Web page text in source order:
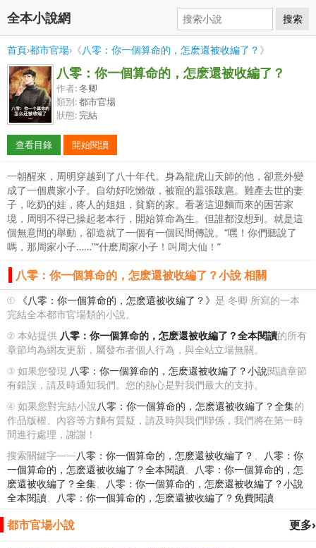
全本小說網 搜索
首頁›都市官場›《八零：你一個算命的，怎麽還被收編了？ 》
八零：你一個算命的，怎麽還被收編了？
作者:冬卿
類別:都市官場
狀態: 完結
查看目錄 開始閱讀
一朝醒來，周明穿越到了八十年代。身為龍虎山天師的他，卻意外變
成了一個農家小子。自幼好吃懶做，被寵的囂張跋扈。難產去世的妻
子，吃奶的娃，疼人的姐姐，貧窮的家。看著這迎麵而來的困苦家
境，周明不得已操起老本行，開始算命為生。但誰都沒想到。就是這
個無意間的舉動，卻造就了一個有一個民間傳說。“嘿！你們聽說了
嗎，那周家小子……”“什麽周家小子！叫周大仙！”
八零：你一個算命的，怎麽還被收編了？小說 相關
① 《八零：你一個算命的，怎麽還被收編了？》 是 冬卿 所寫的一本
完結全本都市官場類的小說。
② 本站提供 八零：你一個算命的，怎麽還被收編了？全本閱讀的所有
章節均為網友更新，屬發布者個人行為，與全站立場無關。
③ 如果您發現 八零：你一個算命的，怎麽還被收編了？小說閱讀章節
有錯誤，請及時通知我們。您的熱心是對我們最大的支持。
④ 如果您對完結小說八零：你一個算命的，怎麽還被收編了？全集的
作品版權、內容等方麵有質疑，請及時與我們聯係，我們將在第一時
間進行處理，謝謝！
搜索關鍵字——八零：你一個算命的，怎麽還被收編了？ 、
八零：你
一個算命的，怎麽還被收編了？全本閱讀、
八零：你一個算命的，怎
麽還被收編了？全集、
八零：你一個算命的，怎麽還被收編了？小說
全本閱讀、 八零：你一個算命的，怎麽還被收編了？免費閱讀
更多›
都市官場小說